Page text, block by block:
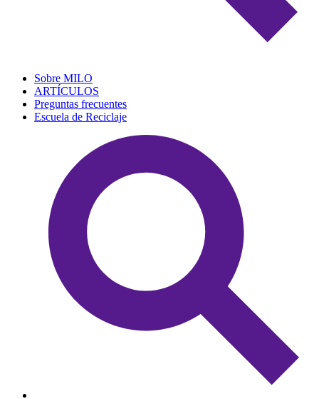
Sobre MILO
ARTÍCULOS
Preguntas frecuentes
Escuela de Reciclaje